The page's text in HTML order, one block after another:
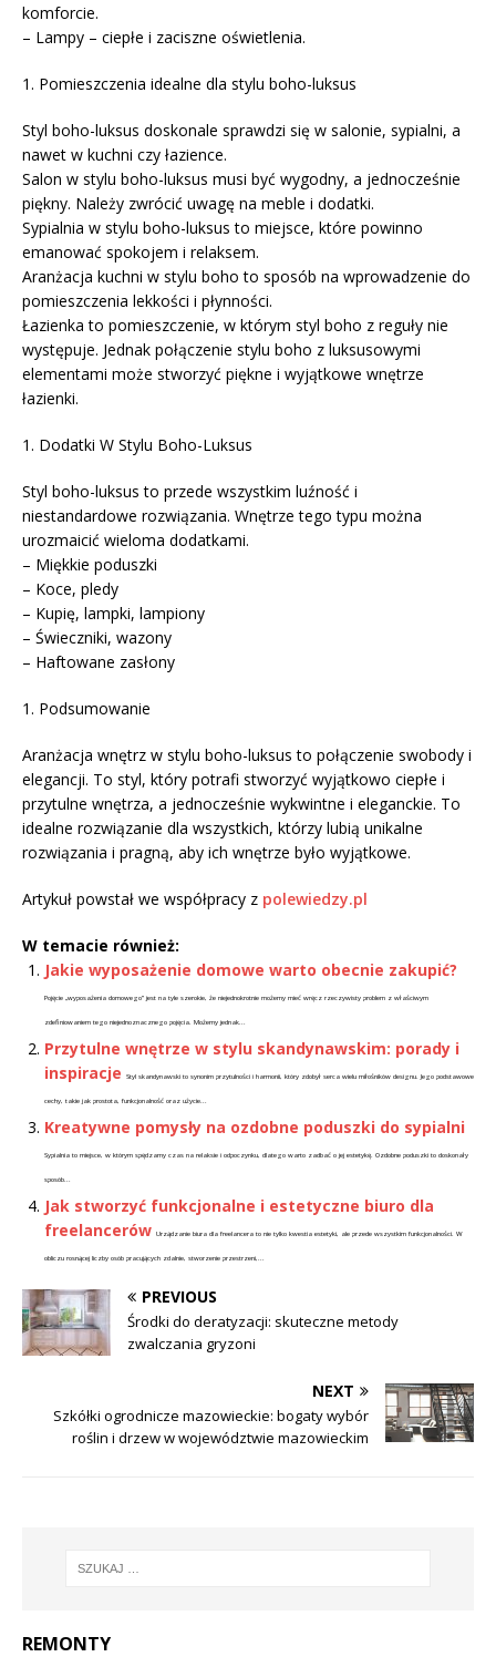
komforcie.
– Lampy – ciepłe i zaciszne oświetlenia.
1. Pomieszczenia idealne dla stylu boho-luksus
Styl boho-luksus doskonale sprawdzi się w salonie, sypialni, a
nawet w kuchni czy łazience.
Salon w stylu boho-luksus musi być wygodny, a jednocześnie
piękny. Należy zwrócić uwagę na meble i dodatki.
Sypialnia w stylu boho-luksus to miejsce, które powinno
emanować spokojem i relaksem.
Aranżacja kuchni w stylu boho to sposób na wprowadzenie do
pomieszczenia lekkości i płynności.
Łazienka to pomieszczenie, w którym styl boho z reguły nie
występuje. Jednak połączenie stylu boho z luksusowymi
elementami może stworzyć piękne i wyjątkowe wnętrze
łazienki.
1. Dodatki W Stylu Boho-Luksus
Styl boho-luksus to przede wszystkim luźność i
niestandardowe rozwiązania. Wnętrze tego typu można
urozmaicić wieloma dodatkami.
– Miękkie poduszki
– Koce, pledy
– Kupię, lampki, lampiony
– Świeczniki, wazony
– Haftowane zasłony
1. Podsumowanie
Aranżacja wnętrz w stylu boho-luksus to połączenie swobody i
elegancji. To styl, który potrafi stworzyć wyjątkowo ciepłe i
przytulne wnętrza, a jednocześnie wykwintne i eleganckie. To
idealne rozwiązanie dla wszystkich, którzy lubią unikalne
rozwiązania i pragną, aby ich wnętrze było wyjątkowe.
Artykuł powstał we współpracy z polewiedzy.pl
W temacie również:
Jakie wyposażenie domowe warto obecnie zakupić?
Pojęcie „wyposażenia domowego” jest na tyle szerokie, że niejednokrotnie możemy mieć wręcz rzeczywisty problem z właściwym
zdefiniowaniem tego niejednoznacznego pojęcia. Możemy jednak...
Przytulne wnętrze w stylu skandynawskim: porady i
inspiracje
Styl skandynawski to synonim przytulności i harmonii, który zdobył serca wielu miłośników designu. Jego podstawowe
cechy, takie jak prostota, funkcjonalność oraz użycie...
Kreatywne pomysły na ozdobne poduszki do sypialni
Sypialnia to miejsce, w którym spędzamy czas na relaksie i odpoczynku, dlatego warto zadbać o jej estetykę. Ozdobne poduszki to doskonały
sposób...
Jak stworzyć funkcjonalne i estetyczne biuro dla
freelancerów Urządzanie biura dla freelancera to nie tylko kwestia estetyki, ale przede wszystkim funkcjonalności. W
obliczu rosnącej liczby osób pracujących zdalnie, stworzenie przestrzeni,...
PREVIOUS
Środki do deratyzacji: skuteczne metody
zwalczania gryzoni
NEXT
Szkółki ogrodnicze mazowieckie: bogaty wybór
roślin i drzew w województwie mazowieckim
REMONTY